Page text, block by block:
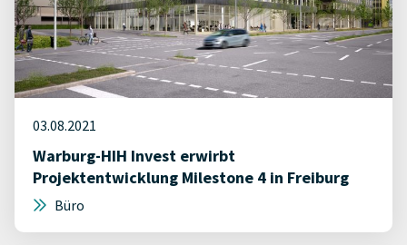
03.08.2021
Warburg-HIH Invest erwirbt
Projektentwicklung Milestone 4 in Freiburg
Büro